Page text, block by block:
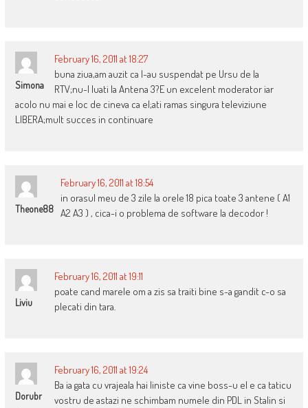
Simona
February 16, 2011 at 18:27
buna ziua,am auzit ca l-au suspendat pe Ursu de la
RTV;nu-l luati la Antena 3?E un excelent moderator iar
acolo nu mai e loc de cineva ca el;ati ramas singura televiziune
LIBERA;mult succes in continuare
Theone88
February 16, 2011 at 18:54
in orasul meu de 3 zile la orele 18 pica toate 3 antene ( A1
A2 A3 ) , cica-i o problema de software la decodor !
Liviu
February 16, 2011 at 19:11
poate cand marele om a zis sa traiti bine s-a gandit c-o sa
plecati din tara.
Dorubr
February 16, 2011 at 19:24
Ba ia gata cu vrajeala hai liniste ca vine boss-u el e ca taticu
vostru de astazi ne schimbam numele din PDL in Stalin si